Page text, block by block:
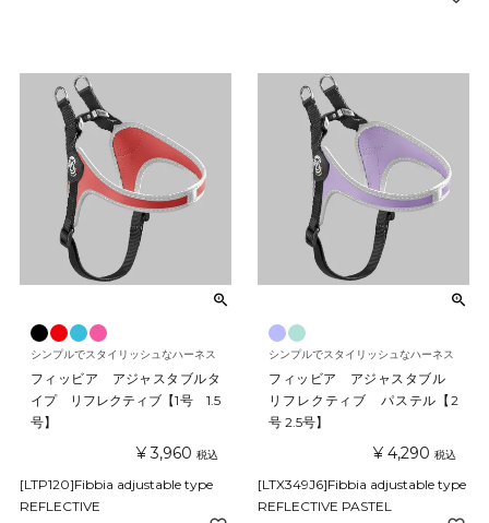
シンプルでスタイリッシュなハーネス
フィッビア アジャスタブルタ
イプ リフレクティブ【1号 1.5
号】
¥ 3,960 税込
[LTP120]Fibbia adjustable type
REFLECTIVE
シンプルでスタイリッシュなハーネス
フィッビア アジャスタブル
リフレクティブ パステル【2
号 2.5号】
¥ 4,290 税込
[LTX349J6]Fibbia adjustable type
REFLECTIVE PASTEL